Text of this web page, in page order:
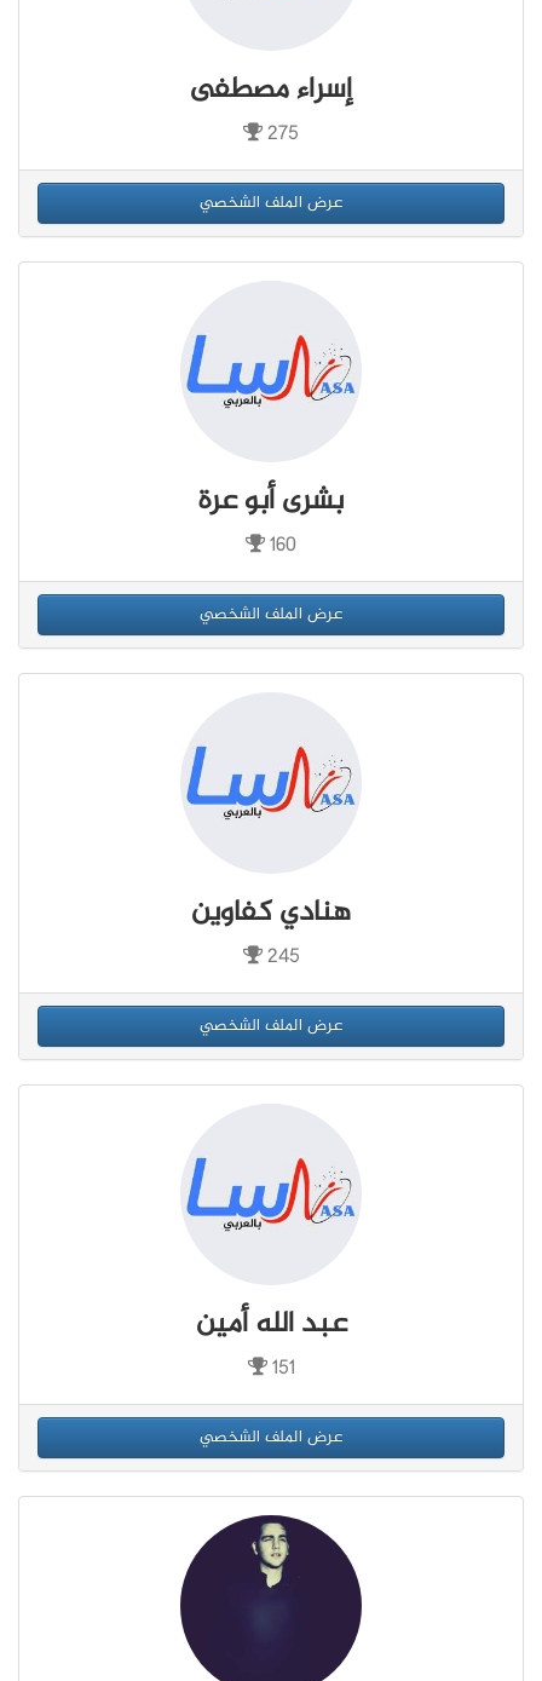
إسراء مصطفى
275
عرض الملف الشخصي
بشرى أبو عرة
160
عرض الملف الشخصي
هنادي كفاوين
245
عرض الملف الشخصي
عبد الله أمين
151
عرض الملف الشخصي